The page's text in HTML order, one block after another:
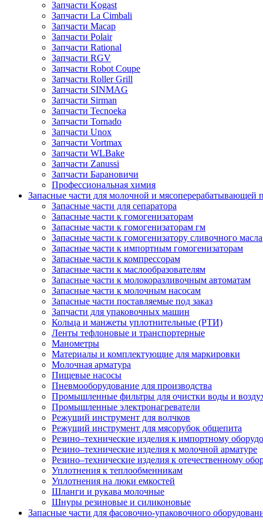
Запчасти Kogast
Запчасти La Cimbali
Запчасти Macap
Запчасти Polair
Запчасти Rational
Запчасти RGV
Запчасти Robot Coupe
Запчасти Roller Grill
Запчасти SINMAG
Запчасти Sirman
Запчасти Tecnoeka
Запчасти Tornado
Запчасти Unox
Запчасти Vortmax
Запчасти WLBake
Запчасти Zanussi
Запчасти Барановичи
Профессиональная химия
Запасные части для молочной и мясоперерабатывающей
Запасные части для сепаратора
Запасные части к гомогенизаторам
Запасные части к гомогенизаторам гм
Запасные части к гомогенизатору сливочного масла
Запасные части к импортным гомогенизаторам
Запасные части к компрессорам
Запасные части к маслообразователям
Запасные части к молокоразливочным автоматам
Запасные части к молочным насосам
Запасные части поставляемые под заказ
Запчасти для упаковочных машин
Кольца и манжеты уплотнительные (РТИ)
Ленты тефлоновые и транспортерные
Манометры
Материалы и комплектующие для маркировки
Молочная арматура
Пищевые насосы
Пневмооборудование для производства
Промышленные фильтры для очистки воды и
Промышленные электронагреватели
Режущий инструмент для волчков
Режущий инструмент для мясорубок общепита
Резино–технические изделия к импортному
Резино–технические изделия к молочной арматуре
Резино–технические изделия к отечественному
Уплотнения к теплообменникам
Уплотнения на люки емкостей
Шланги и рукава молочные
Шнуры резиновые и силиконовые
Запасные части для фасовочно-упаковочного